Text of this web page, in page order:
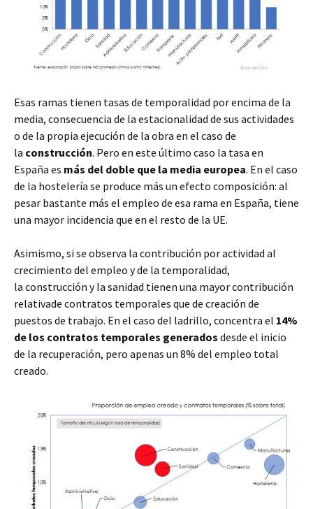
Esas ramas tienen tasas de temporalidad por encima de la
media, consecuencia de la estacionalidad de sus actividades
o de la propia ejecución de la obra en el caso de
la construcción. Pero en este último caso la tasa en
España es más del doble que la media europea. En el caso
de la hostelería se produce más un efecto composición: al
pesar bastante más el empleo de esa rama en España, tiene
una mayor incidencia que en el resto de la UE.
Asimismo, si se observa la contribución por actividad al
crecimiento del empleo y de la temporalidad,
la construcción y la sanidad tienen una mayor contribución
relativade contratos temporales que de creación de
puestos de trabajo. En el caso del ladrillo, concentra el 14%
de los contratos temporales generados desde el inicio
de la recuperación, pero apenas un 8% del empleo total
creado.